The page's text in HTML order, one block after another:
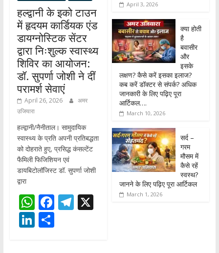
हल्द्वानी के इको टाउन
में हृदयम कार्डियक एंड
डायग्नोस्टिक सेंटर
द्वारा निःशुल्क स्वास्थ्य
शिविर का आयोजन:
डॉ. सुपर्णा जोशी ने दीं
परामर्श सेवाएं
April 26, 2026
अमर
उजियारा
हल्द्वानी/नैनीताल। सामुदायिक
स्वास्थ्य के प्रति अपनी प्रतिबद्धता
को दोहराते हुए, प्रसिद्ध कंसल्टेंट
फैमिली फिजिशियन एवं
डायबिटोलॉजिस्ट डॉ. सुपर्णा जोशी
द्वारा
W
h
at
F
ac
e
T X
Li S
April 3, 2026
क्या होती
है
बवासीर
और
इसके
लक्षण? कैसे करें इसका इलाज?
कब करें डॉक्टर से संपर्क? अधिक
जानकारी के लिए पढ़िए पूरा
आर्टिकल….
March 10, 2026
सर्द –
गरम
मौसम में
कैसे रहें
स्वस्थ?
जानने के लिए पढ़िए पूरा आर्टिकल
March 1, 2026